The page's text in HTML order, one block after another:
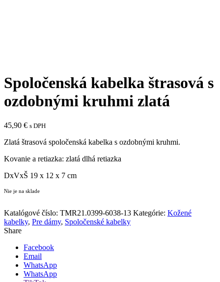
Spoločenská kabelka štrasová s
ozdobnými kruhmi zlatá
45,90 € s DPH
Zlatá štrasová spoločenská kabelka s ozdobnými kruhmi.
Kovanie a retiazka: zlatá dlhá retiazka
DxVxŠ 19 x 12 x 7 cm
Nie je na sklade
Katalógové číslo: TMR21.0399-6038-13 Kategórie: Kožené
kabelky, Pre dámy, Spoločenské kabelky
Share
Facebook
Email
WhatsApp
WhatsApp